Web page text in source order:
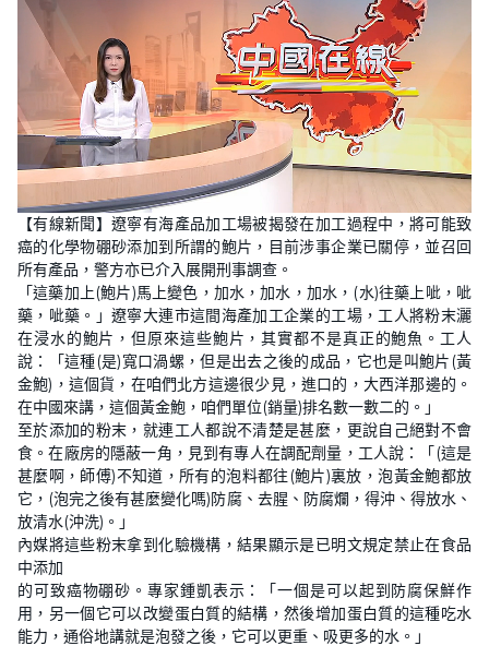
U
n
m
u
t
e
L
o
a
d
e
d
:
1
6
.
8
8
%
【有線新聞】遼寧有海產品加工場被揭發在加工過程中，將可能致
癌的化學物硼砂添加到所謂的鮑片，目前涉事企業已關停，並召回
所有產品，警方亦已介入展開刑事調查。
「這藥加上(鮑片)馬上變色，加水，加水，加水，(水)往藥上呲，呲
藥，呲藥。」遼寧大連市這間海產加工企業的工場，工人將粉末灑
在浸水的鮑片，但原來這些鮑片，其實都不是真正的鮑魚。工人
說：「這種(是)寬口渦螺，但是出去之後的成品，它也是叫鮑片(黃
金鮑)，這個貨，在咱們北方這邊很少見，進口的，大西洋那邊的。
在中國來講，這個黃金鮑，咱們單位(銷量)排名數一數二的。」
至於添加的粉末，就連工人都說不清楚是甚麼，更說自己絕對不會
食。在廠房的隱蔽一角，見到有專人在調配劑量，工人說：「(這是
甚麼啊，師傅)不知道，所有的泡料都往(鮑片)裏放，泡黃金鮑都放
它，(泡完之後有甚麼變化嗎)防腐、去腥、防腐爛，得沖、得放水、
放清水(沖洗)。」
內媒將這些粉末拿到化驗機構，結果顯示是已明文規定禁止在食品
中添加
的可致癌物硼砂。專家鍾凱表示：「一個是可以起到防腐保鮮作
用，另一個它可以改變蛋白質的結構，然後增加蛋白質的這種吃水
能力，通俗地講就是泡發之後，它可以更重、吸更多的水。」